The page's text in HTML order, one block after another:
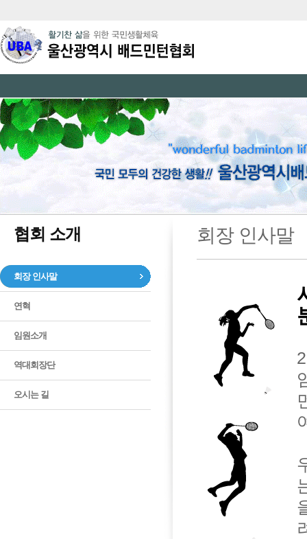
협회 소개
회장 인사말
연혁
임원소개
역대회장단
오시는 길
회장 인사말